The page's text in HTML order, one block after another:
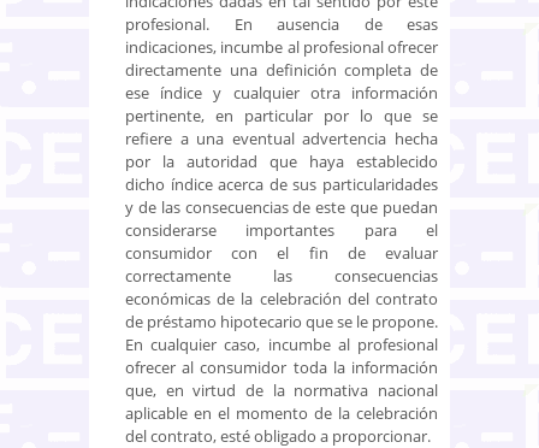
profesional. En ausencia de esas
indicaciones, incumbe al profesional ofrecer
directamente una definición completa de
ese índice y cualquier otra información
pertinente, en particular por lo que se
refiere a una eventual advertencia hecha
por la autoridad que haya establecido
dicho índice acerca de sus particularidades
y de las consecuencias de este que puedan
considerarse importantes para el
consumidor con el fin de evaluar
correctamente las consecuencias
económicas de la celebración del contrato
de préstamo hipotecario que se le propone.
En cualquier caso, incumbe al profesional
ofrecer al consumidor toda la información
que, en virtud de la normativa nacional
aplicable en el momento de la celebración
del contrato, esté obligado a proporcionar.